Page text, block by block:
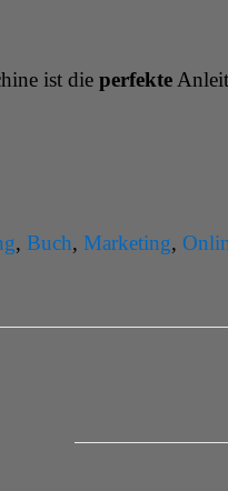
ist die perfekte
, Buch, Marketing,